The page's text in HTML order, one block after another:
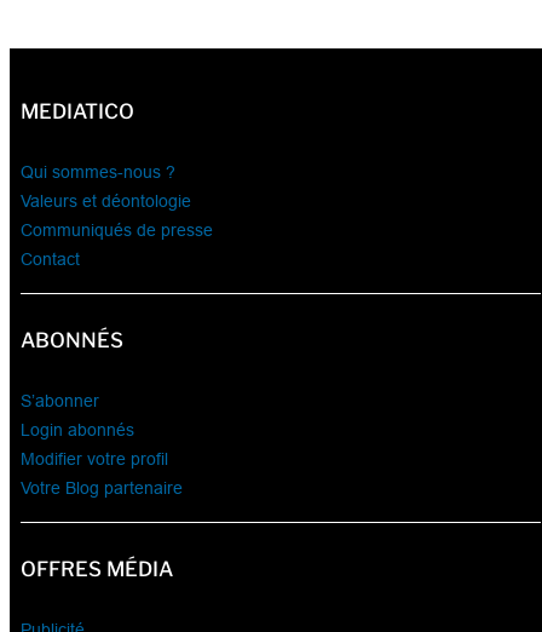
MEDIATICO
Qui sommes-nous ?
Valeurs et déontologie
Communiqués de presse
Contact
ABONNÉS
S’abonner
Login abonnés
Modifier votre profil
Votre Blog partenaire
OFFRES MÉDIA